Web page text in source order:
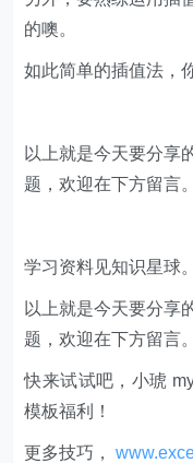
的噢。
如此简单的插值法，
以上就是今天要分享
题，欢迎在下方留言。
学习资料见知识星球。
以上就是今天要分享
题，欢迎在下方留言。
快来试试吧，小琥
模板福利​​​​！
更多技巧，